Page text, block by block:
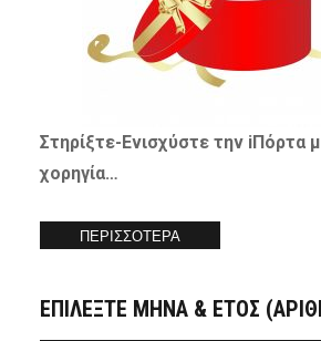
Στηρίξτε-Ενισχύστετην iΠόρτα
χορηγία…
ΠΕΡΙΣΣΟΤΕΡΑ
ΕΠΙΛΕΞΤΕ ΜΗΝΑ & ΕΤΟΣ